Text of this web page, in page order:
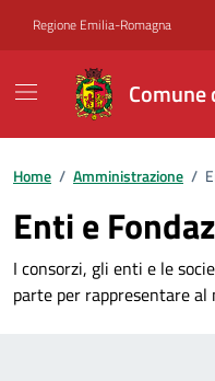
Regione Emilia-Romagna
Comune
Home / Amministrazione /
Enti e
I consorzi, gli enti e le
parte per rappresentare